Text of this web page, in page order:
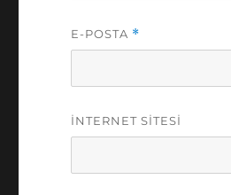
E-POSTA *
İNTERNET SITESI